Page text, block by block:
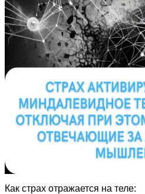
Как страх отражается на теле: